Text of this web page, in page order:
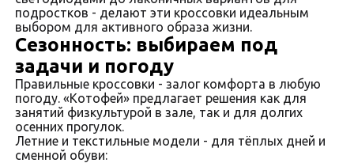
подростков - делают эти кроссовки идеальным
выбором для активного образа жизни.
Сезонность: выбираем под
задачи и погоду
Правильные кроссовки - залог комфорта в любую
погоду. «Котофей» предлагает решения как для
занятий физкультурой в зале, так и для долгих
осенних прогулок.
Летние и текстильные модели - для тёплых дней и
сменной обуви: